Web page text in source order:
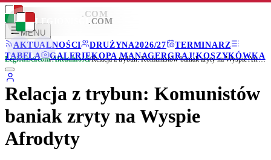
LEGIONISCI .COM
MENU
AKTUALNOŚCI
DRUŻYNA2026/27
TERMINARZ
TABELA
GALERIEKOPA MANAGERGRAJ!KOSZYKÓWKA
LEGIONISCI .COM
Legionisci.com/Aktualności/ Relacja z trybun: Komunistów baniak zryty na Wyspie Afrodyty
Relacja z trybun: Komunistów
baniak zryty na Wyspie
Afrodyty